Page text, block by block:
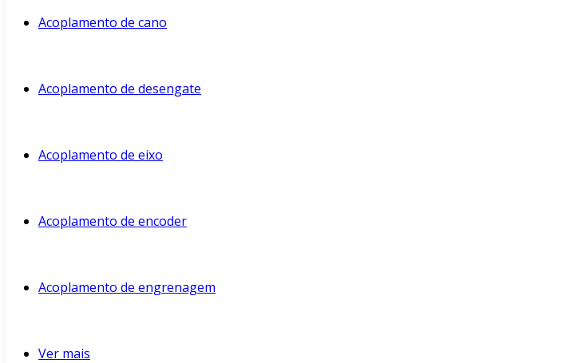
Acoplamento de cano
Acoplamento de desengate
Acoplamento de eixo
Acoplamento de encoder
Acoplamento de engrenagem
Ver mais